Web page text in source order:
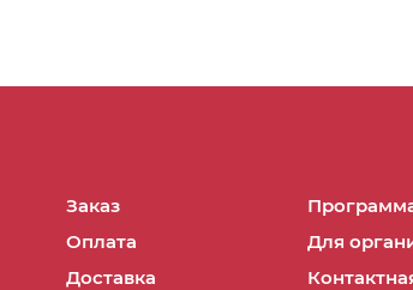
Заказ
Оплата
Доставка
Для